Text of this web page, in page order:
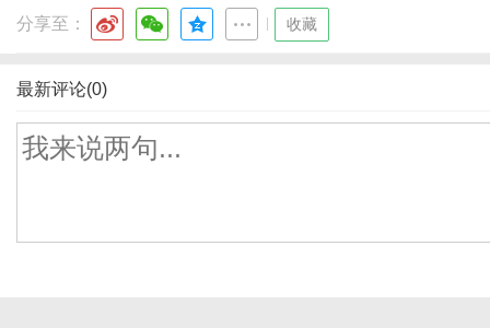
分享至： 收藏
最新评论(0)